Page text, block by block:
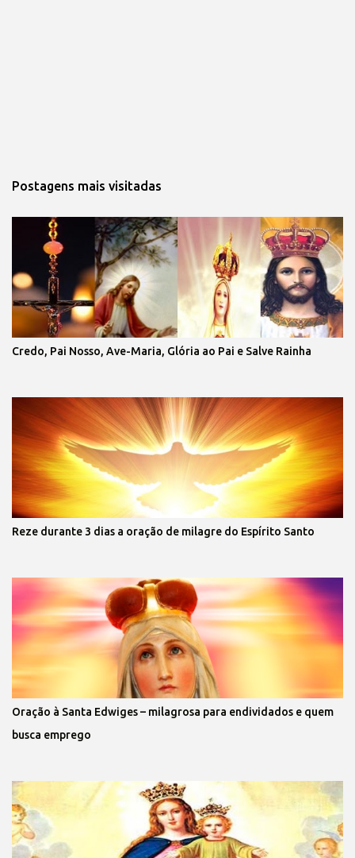
Postagens mais visitadas
Credo, Pai Nosso, Ave-Maria, Glória ao Pai e Salve Rainha
Reze durante 3 dias a oração de milagre do Espírito Santo
Oração à Santa Edwiges – milagrosa para endividados e quem
busca emprego